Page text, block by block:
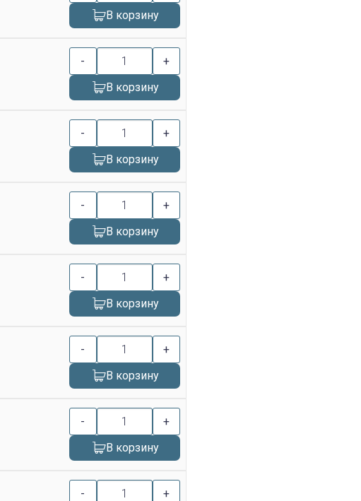
В корзину
-
+
В корзину
-
+
В корзину
-
+
В корзину
-
+
В корзину
-
+
В корзину
-
+
В корзину
-
+